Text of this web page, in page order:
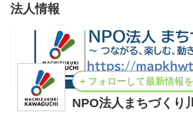
法人情報
+ フォローして最新情報
NPO法人まちづくり